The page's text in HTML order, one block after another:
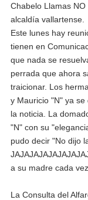
Chabelo Llamas
alcaldía vallartense.
Este lunes hay
tienen en
que nada se
perrada que ahora
traicionar. Los
y Mauricio "N" ya
la noticia. La
"N" con su
pudo decir "No dijo
a su madre cada
La Consulta del